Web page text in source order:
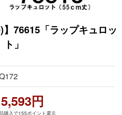
】76615「ラップキュロッ
ト」
円
購入で155ポイント還元